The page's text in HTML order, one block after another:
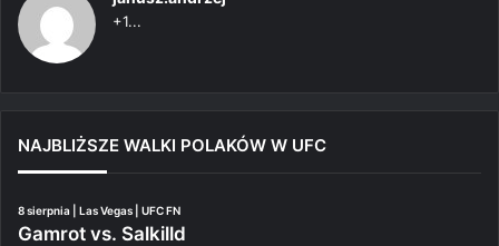
+1...
NAJBLIŻSZE WALKI POLAKÓW W UFC
8 sierpnia | Las Vegas | UFC FN
Gamrot vs. Salkilld